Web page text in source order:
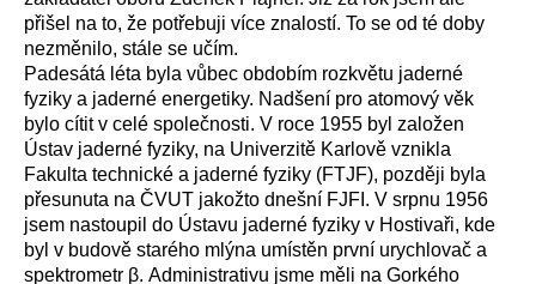
přišel na to, že potřebuji více znalostí. To se od té doby
nezměnilo, stále se učím.
Padesátá léta byla vůbec obdobím rozkvětu jaderné
fyziky a jaderné energetiky. Nadšení pro atomový věk
bylo cítit v celé společnosti. V roce 1955 byl založen
Ústav jaderné fyziky, na Univerzitě Karlově vznikla
Fakulta technické a jaderné fyziky (FTJF), později byla
přesunuta na ČVUT jakožto dnešní FJFI. V srpnu 1956
jsem nastoupil do Ústavu jaderné fyziky v Hostivaři, kde
byl v budově starého mlýna umístěn první urychlovač a
spektrometr β. Administrativu jsme měli na Gorkého